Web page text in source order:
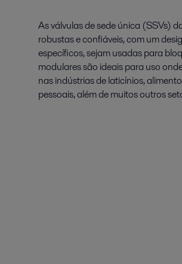
As válvulas de sede única (SSVs)
robustas e confiáveis, com um
específicos, sejam usadas para
modulares são ideais para uso
nas indústrias de laticínios,
pessoais, além de muitos outros